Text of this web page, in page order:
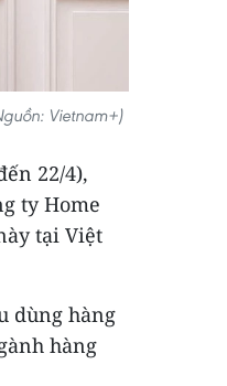
Vietnam+)
22/4),
ty Home
tại Việt
dùng hàng
hàng